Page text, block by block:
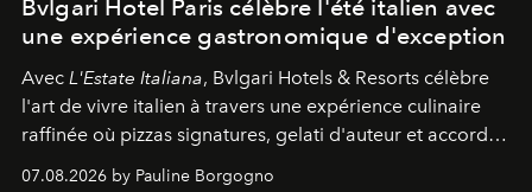
Bvlgari Hotel Paris célèbre l'été italien avec
une expérience gastronomique d'exception
Avec L'Estate Italiana, Bvlgari Hotels & Resorts célèbre
l'art de vivre italien à travers une expérience culinaire
raffinée où pizzas signatures, gelati d'auteur et accords
d'exception composent un véritable voyage sensoriel.
07.08.2026 by Pauline Borgogno